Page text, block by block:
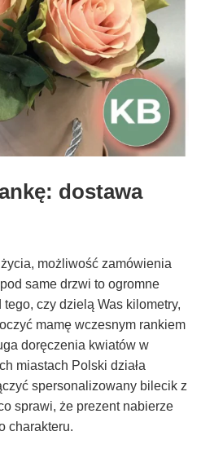
dostawa
możliwość zamówienia
same drzwi to ogromne
czy dzielą Was kilometry,
mamę wczesnym rankiem
doręczenia kwiatów w
miastach Polski działa
spersonalizowany bilecik z
sprawi, że prezent nabierze
charakteru.